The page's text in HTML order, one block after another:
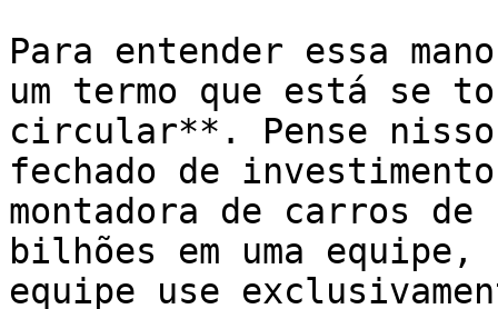
Para entender essa
um termo que está se
circular**. Pense nisso
fechado de investimento
montadora de carros
bilhões em uma equipe,
equipe use